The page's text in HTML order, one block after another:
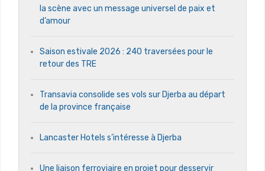
la scène avec un message universel de paix et
d’amour
Saison estivale 2026 : 240 traversées pour le
retour des TRE
Transavia consolide ses vols sur Djerba au départ
de la province française
Lancaster Hotels s’intéresse à Djerba
Une liaison ferroviaire en projet pour desservir